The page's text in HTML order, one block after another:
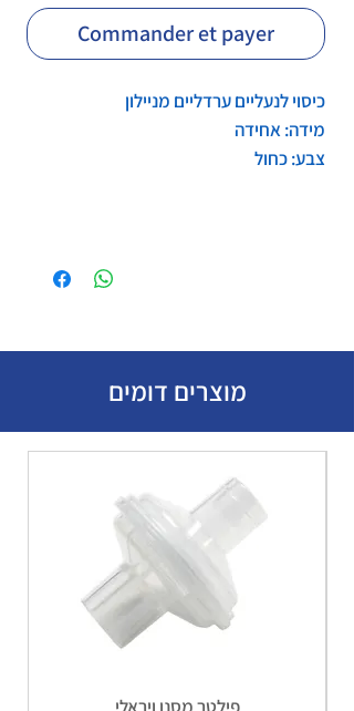
Commander et payer
כיסוי לנעליים ערדליים מניילון
מידה: אחידה
צבע: כחול
מוצרים דומים